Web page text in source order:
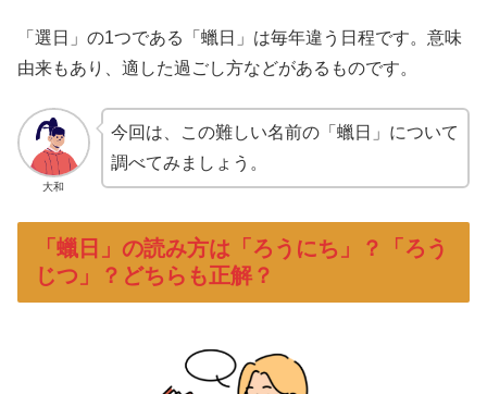
「選日」の1つである「蠟日」は毎年違う日程です。意味
由来もあり、適した過ごし方などがあるものです。
大和
今回は、この難しい名前の「蠟日」について
調べてみましょう。
「蠟日」の読み方は「ろうにち」？「ろう
じつ」？どちらも正解？